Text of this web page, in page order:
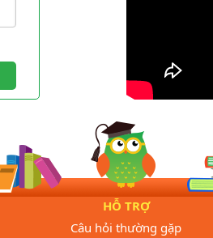
HỖ TRỢ
Câu hỏi thường gặp